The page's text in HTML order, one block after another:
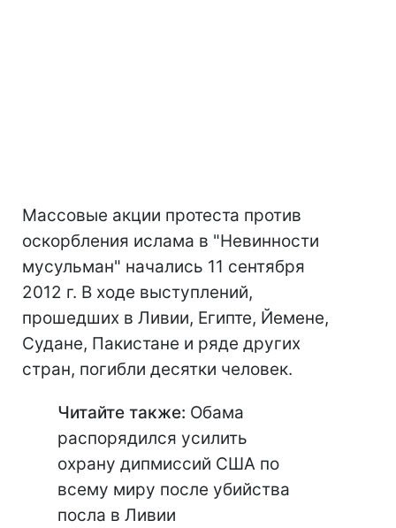
Массовые акции протеста против
оскорбления ислама в "Невинности
мусульман" начались 11 сентября
2012 г. В ходе выступлений,
прошедших в Ливии, Египте, Йемене,
Судане, Пакистане и ряде других
стран, погибли десятки человек.
Читайте также: Обама
распорядился усилить
охрану дипмиссий США по
всему миру после убийства
посла в Ливии